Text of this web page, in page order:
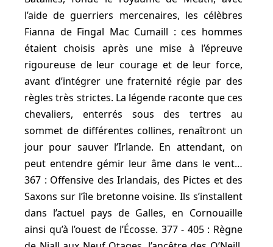
l’aide de guerriers mercenaires, les célèbres
Fianna de Fingal Mac Cumaill : ces hommes
étaient choisis après une mise à l’épreuve
rigoureuse de leur courage et de leur force,
avant d’intégrer une fraternité régie par des
règles très strictes. La légende raconte que ces
chevaliers, enterrés sous des tertres au
sommet de différentes collines, renaîtront un
jour pour sauver l’Irlande. En attendant, on
peut entendre gémir leur âme dans le vent…
367 : Offensive des Irlandais, des Pictes et des
Saxons sur l’île bretonne voisine. Ils s’installent
dans l’actuel pays de Galles, en Cornouaille
ainsi qu’à l’ouest de l’Écosse. 377 - 405 : Règne